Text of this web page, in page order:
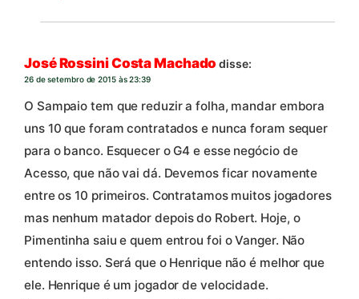
José Rossini Costa Machado disse:
26 de setembro de 2015 às 23:39
O Sampaio tem que reduzir a folha, mandar embora
uns 10 que foram contratados e nunca foram sequer
para o banco. Esquecer o G4 e esse negócio de
Acesso, que não vai dá. Devemos ficar novamente
entre os 10 primeiros. Contratamos muitos jogadores
mas nenhum matador depois do Robert. Hoje, o
Pimentinha saiu e quem entrou foi o Vanger. Não
entendo isso. Será que o Henrique não é melhor que
ele. Henrique é um jogador de velocidade.